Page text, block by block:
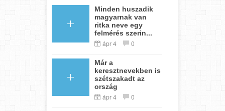
Minden huszadik
magyarnak van
ritka neve egy
felmérés szerin...
ápr 4 0
Már a
keresztnevekben is
szétszakadt az
ország
ápr 4 0